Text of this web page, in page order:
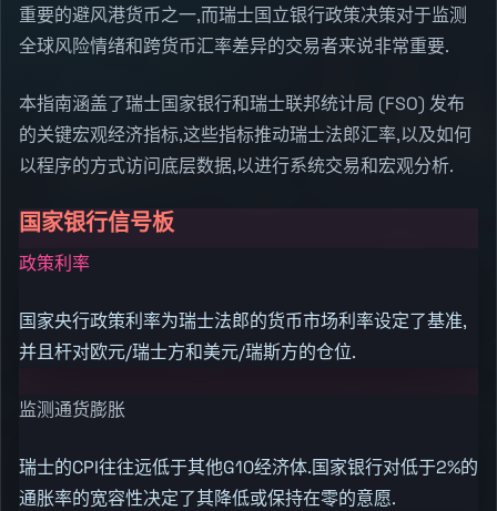
重要的避风港货币之一,而瑞士国立银行政策决策对于监测
全球风险情绪和跨货币汇率差异的交易者来说非常重要.
本指南涵盖了瑞士国家银行和瑞士联邦统计局 (FSO) 发布
的关键宏观经济指标,这些指标推动瑞士法郎汇率,以及如何
以程序的方式访问底层数据,以进行系统交易和宏观分析.
国家银行信号板
政策利率
国家央行政策利率为瑞士法郎的货币市场利率设定了基准,
并且杆对欧元/瑞士方和美元/瑞斯方的仓位.
监测通货膨胀
瑞士的CPI往往远低于其他G10经济体.国家银行对低于2%的
通胀率的宽容性决定了其降低或保持在零的意愿.